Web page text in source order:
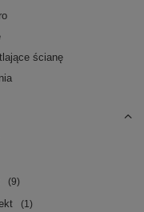
ścianę
9
1